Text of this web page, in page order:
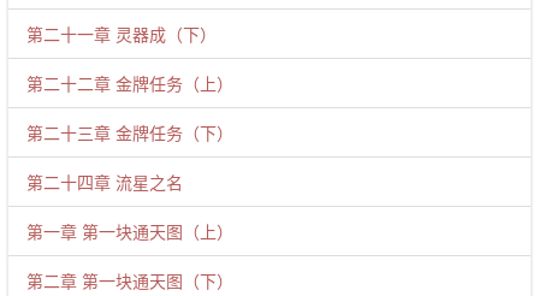
第二十一章 灵器成（下）
第二十二章 金牌任务（上）
第二十三章 金牌任务（下）
第二十四章 流星之名
第一章 第一块通天图（上）
第二章 第一块通天图（下）